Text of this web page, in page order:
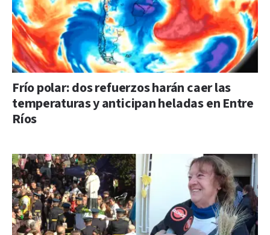
Frío polar: dos refuerzos harán caer las
temperaturas y anticipan heladas en Entre
Ríos